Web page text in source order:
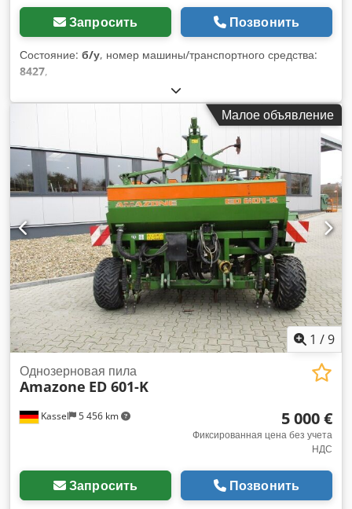
Запросить Позвонить
Состояние: б/у, номер машины/транспортного средства:
8427,
Малое объявление
1 /9
Kassel 5 456 km
Однозерновая пила
Amazone ED 601-K
5 000 €
Фиксированная цена без учета
НДС
Запросить Позвонить